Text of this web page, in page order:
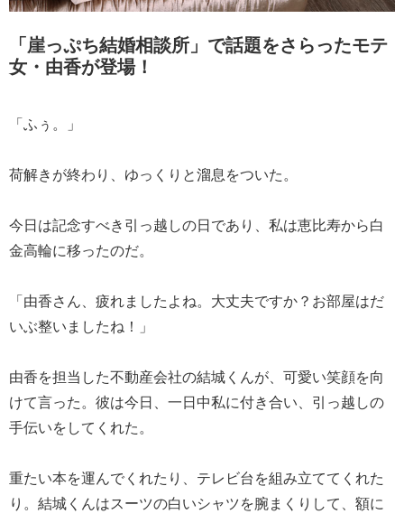
「崖っぷち結婚相談所」で話題をさらったモテ
女・由香が登場！
「ふぅ。」
荷解きが終わり、ゆっくりと溜息をついた。
今日は記念すべき引っ越しの日であり、私は恵比寿から白
金高輪に移ったのだ。
「由香さん、疲れましたよね。大丈夫ですか？お部屋はだ
いぶ整いましたね！」
由香を担当した不動産会社の結城くんが、可愛い笑顔を向
けて言った。彼は今日、一日中私に付き合い、引っ越しの
手伝いをしてくれた。
重たい本を運んでくれたり、テレビ台を組み立ててくれた
り。結城くんはスーツの白いシャツを腕まくりして、額に